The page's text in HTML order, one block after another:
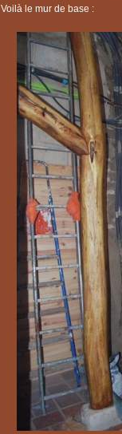
Voilà le mur de base :